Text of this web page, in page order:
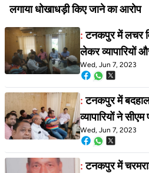
लगाया धोखाधड़ी किए जाने का आरोप
:टनकपुर में लचर
लेकर व्यापारियों
के साथ बैठक मैं कई बिंदुओं पर हुई चर्चा
अधिकारियों ने
होगा सुधार,
Wed, Jun 7, 2023
:टनकपुर में
व्यापारियों ने
विद्युत व्यवस्था में जल्द से
मांग करते हुए सीएम
Wed, Jun 7, 2023
:टनकपुर में